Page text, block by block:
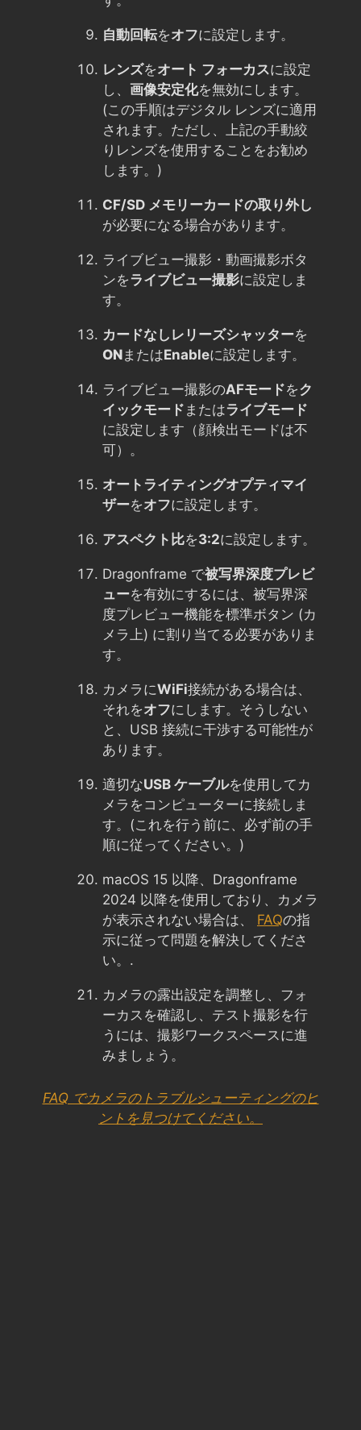
自動回転をオフに設定します。
レンズをオート フォーカスに設定
し、 画像安定化を無効にします。
(この手順はデジタル レンズに適用
されます。ただし、上記の手動絞
りレンズを使用することをお勧め
します。)
CF/SD メモリーカードの取り外し
が必要になる場合があります。
ライブビュー撮影・動画撮影ボタ
ンをライブビュー撮影に設定しま
す。
カードなしレリーズシャッターを
ON またはEnableに設定します。
ライブビュー撮影のAFモードをク
イックモード またはライブモード
に設定します（顔検出モードは不
可）。
オートライティングオプティマイ
ザーをオフに設定します。
アスペクト比を3:2に設定します。
Dragonframe で被写界深度プレビ
ューを有効にするには、被写界深
度プレビュー機能を標準ボタン (カ
メラ上) に割り当てる必要がありま
す。
カメラにWiFi接続がある場合は、
それをオフにします。そうしない
と、USB 接続に干渉する可能性が
あります。
適切なUSB ケーブルを使用してカ
メラをコンピューターに接続しま
す。(これを行う前に、必ず前の手
順に従ってください。)
macOS 15 以降、Dragonframe
2024 以降を使用しており、カメラ
が表示されない場合は、 FAQの指
示に従って問題を解決してくださ
い。.
カメラの露出設定を調整し、フォ
ーカスを確認し、テスト撮影を行
うには、撮影ワークスペースに進
みましょう。
FAQ でカメラのトラブルシューティングのヒ
ントを見つけてください。